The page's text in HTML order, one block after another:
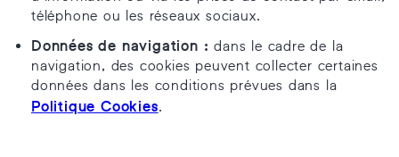
téléphone ou les réseaux sociaux.
Données de navigation : dans le cadre de la
navigation, des cookies peuvent collecter certaines
données dans les conditions prévues dans la
Politique Cookies.